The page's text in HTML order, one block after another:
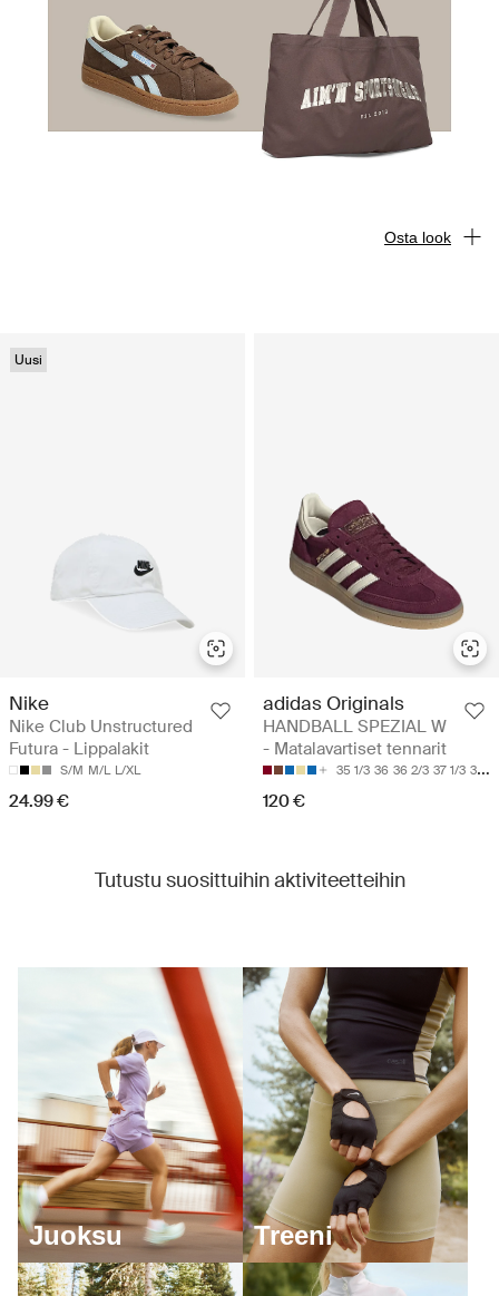
Uusi
Nike
Nike Club Unstructured
Futura - Lippalakit
S/M M/L L/XL
24.99 €
adidas Originals
HANDBALL SPEZIAL W
- Matalavartiset tennarit
35 1/3 36 36 2/3 37 1/3 38
120 €
Tutustu suosittuihin aktiviteetteihin
Juoksu Treeni
Osta look